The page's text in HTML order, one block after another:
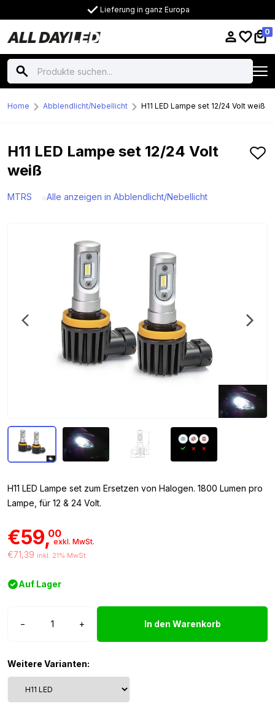
Lieferung in ganz Europa
0
Home Abblendlicht/Nebellicht H11 LED Lampe set 12/24 Volt weiß
H11 LED Lampe set 12/24 Volt
weiß
MTRS Alle anzeigen in Abblendlicht/Nebellicht
H11 LED Lampe set zum Ersetzen von Halogen. 1800 Lumen pro
Lampe, für 12 & 24 Volt.
€59,00
exkl. MwSt.
€71,39 inkl. 21% MwSt.
Auf Lager
−
LED
weiß
+ In den Warenkorb
Weitere Varianten: